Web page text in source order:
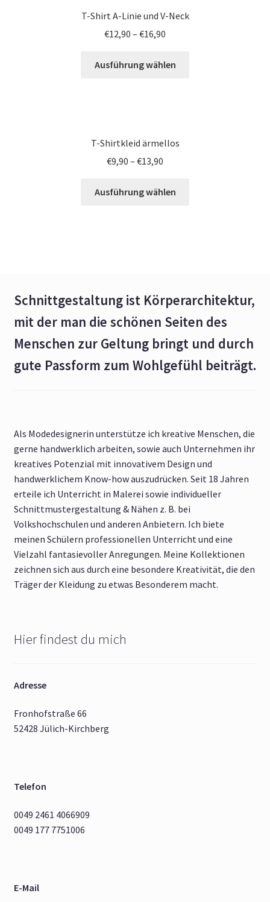
T-Shirt A-Linie und V-Neck
€12,90 – €16,90
Ausführung wählen
T-Shirtkleid ärmellos
€9,90 – €13,90
Ausführung wählen
Schnittgestaltung ist Körperarchitektur,
mit der man die schönen Seiten des
Menschen zur Geltung bringt und durch
gute Passform zum Wohlgefühl beiträgt.
Als Modedesignerin unterstütze ich kreative Menschen, die
gerne handwerklich arbeiten, sowie auch Unternehmen ihr
kreatives Potenzial mit innovativem Design und
handwerklichem Know-how auszudrücken. Seit 18 Jahren
erteile ich Unterricht in Malerei sowie individueller
Schnittmustergestaltung & Nähen z. B. bei
Volkshochschulen und anderen Anbietern. Ich biete
meinen Schülern professionellen Unterricht und eine
Vielzahl fantasievoller Anregungen. Meine Kollektionen
zeichnen sich aus durch eine besondere Kreativität, die den
Träger der Kleidung zu etwas Besonderem macht.
Hier findest du mich
Adresse
Fronhofstraße 66
52428 Jülich-Kirchberg
Telefon
0049 2461 4066909
0049 177 7751006
E-Mail